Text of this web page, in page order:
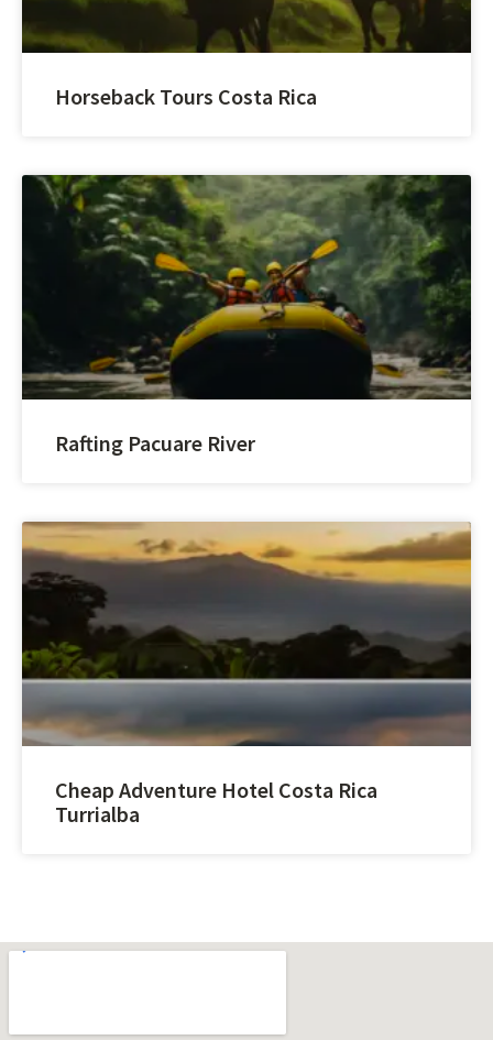
Horseback Tours Costa Rica
Rafting Pacuare River
Cheap Adventure Hotel Costa Rica
Turrialba